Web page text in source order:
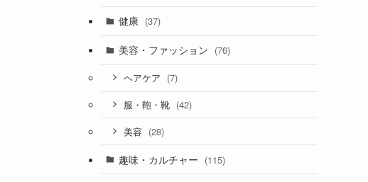
健康 (37)
美容・ファッション (76)
ヘアケア (7)
服・鞄・靴 (42)
美容 (28)
趣味・カルチャー (115)